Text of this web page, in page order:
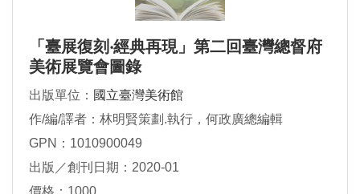
「臺展復刻‧經典再現」第二回臺灣總督府
美術展覽會圖錄
出版單位： 國立臺灣美術館
作/編/譯者：林明賢策劃.執行，何政廣總編輯
GPN：1010900049
出版／創刊日期：2020-01
價格：1000